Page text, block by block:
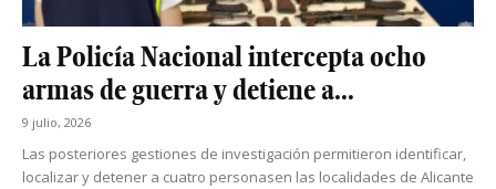
La Policía Nacional intercepta ocho
armas de guerra y detiene a...
9 julio, 2026
Las posteriores gestiones de investigación permitieron identificar,
localizar y detener a cuatro personasen las localidades de Alicante